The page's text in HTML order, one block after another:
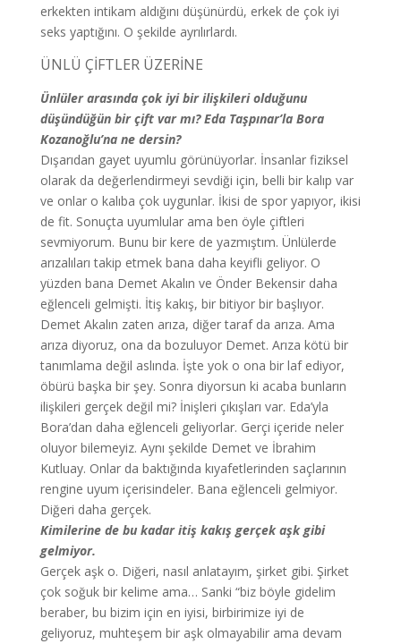
erkekten intikam aldığını düşünürdü, erkek de çok iyi
seks yaptığını. O şekilde ayrılırlardı.
ÜNLÜ ÇİFTLER ÜZERİNE
Ünlüler arasında çok iyi bir ilişkileri olduğunu
düşündüğün bir çift var mı? Eda Taşpınar’la Bora
Kozanoğlu’na ne dersin?
Dışarıdan gayet uyumlu görünüyorlar. İnsanlar fiziksel
olarak da değerlendirmeyi sevdiği için, belli bir kalıp var
ve onlar o kalıba çok uygunlar. İkisi de spor yapıyor, ikisi
de fit. Sonuçta uyumlular ama ben öyle çiftleri
sevmiyorum. Bunu bir kere de yazmıştım. Ünlülerde
arızalıları takip etmek bana daha keyifli geliyor. O
yüzden bana Demet Akalın ve Önder Bekensir daha
eğlenceli gelmişti. İtiş kakış, bir bitiyor bir başlıyor.
Demet Akalın zaten arıza, diğer taraf da arıza. Ama
arıza diyoruz, ona da bozuluyor Demet. Arıza kötü bir
tanımlama değil aslında. İşte yok o ona bir laf ediyor,
öbürü başka bir şey. Sonra diyorsun ki acaba bunların
ilişkileri gerçek değil mi? İnişleri çıkışları var. Eda’yla
Bora’dan daha eğlenceli geliyorlar. Gerçi içeride neler
oluyor bilemeyiz. Aynı şekilde Demet ve İbrahim
Kutluay. Onlar da baktığında kıyafetlerinden saçlarının
rengine uyum içerisindeler. Bana eğlenceli gelmiyor.
Diğeri daha gerçek.
Kimilerine de bu kadar itiş kakış gerçek aşk gibi
gelmiyor.
Gerçek aşk o. Diğeri, nasıl anlatayım, şirket gibi. Şirket
çok soğuk bir kelime ama… Sanki “biz böyle gidelim
beraber, bu bizim için en iyisi, birbirimize iyi de
geliyoruz, muhteşem bir aşk olmayabilir ama devam